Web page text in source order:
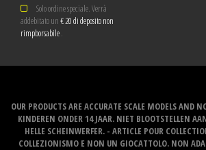
Solo ordine speciale. Verrà
addebitato un€ 20 di deposito non
rimpborsabile.
OUR PRODUCTS ARE ACCURATE SCALE MODELS AND
KINDEREN ONDER 14 JAAR. NIET BLOOTSTELLEN
HELLE SCHEINWERFER. - ARTICLE POUR
COLLEZIONISMO E NON UN GIOCATTOLO. NON